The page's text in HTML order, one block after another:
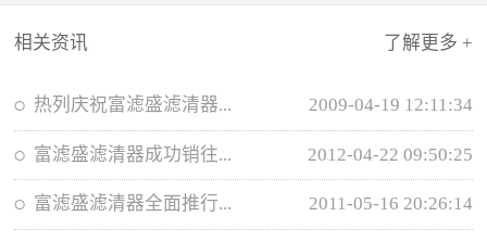
相关资讯 了解更多 +
热列庆祝富滤盛滤清器... 2009-04-19 12:11:34
富滤盛滤清器成功销往... 2012-04-22 09:50:25
富滤盛滤清器全面推行... 2011-05-16 20:26:14